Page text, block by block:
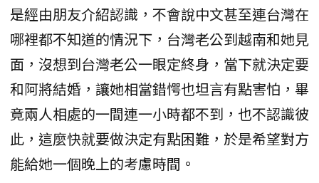
是經由朋友介紹認識，不會說中文甚至連台灣在
哪裡都不知道的情況下，台灣老公到越南和她見
面，沒想到台灣老公一眼定終身，當下就決定要
和阿將結婚，讓她相當錯愕也坦言有點害怕，畢
竟兩人相處的一間連一小時都不到，也不認識彼
此，這麼快就要做決定有點困難，於是希望對方
能給她一個晚上的考慮時間。